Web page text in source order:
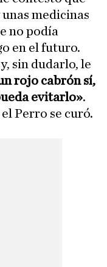
medicinas
no podía
en el futuro.
sin dudarlo, le
rojo cabrón sí,
evitarlo».
Perro se curó.